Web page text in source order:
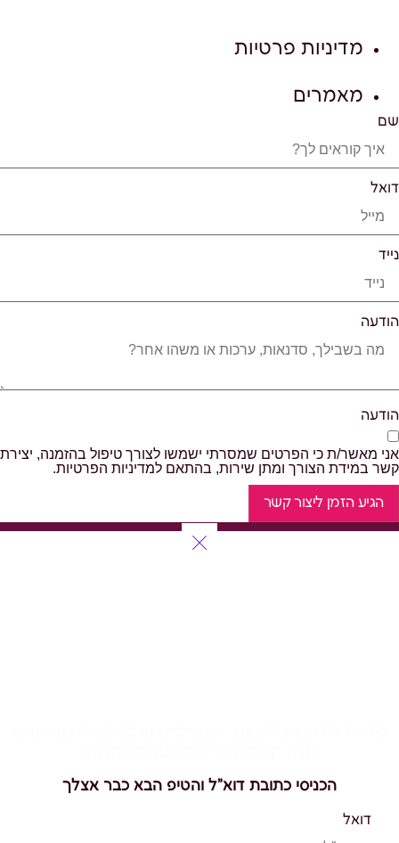
מדיניות פרטיות
מאמרים
שם
דואל
נייד
הודעה
הודעה
אני מאשר/ת כי הפרטים שמסרתי ישמשו לצורך טיפול בהזמנה, יצירת
קשר במידת הצורך ומתן שירות, בהתאם למדיניות הפרטיות.
הגיע הזמן ליצור קשר
הכניסי כתובת דוא"ל והטיפ הבא כבר אצלך
דואל